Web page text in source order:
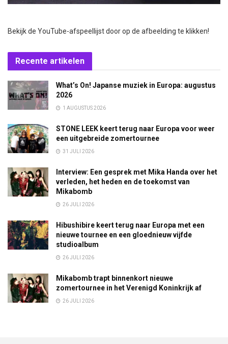
Bekijk de YouTube-afspeellijst door op de afbeelding te klikken!
Recente artikelen
What’s On! Japanse muziek in Europa: augustus
2026
1 AUGUSTUS 2026
STONE LEEK keert terug naar Europa voor weer
een uitgebreide zomertournee
31 JULI 2026
Interview: Een gesprek met Mika Handa over het
verleden, het heden en de toekomst van
Mikabomb
26 JULI 2026
Hibushibire keert terug naar Europa met een
nieuwe tournee en een gloednieuw vijfde
studioalbum
26 JULI 2026
Mikabomb trapt binnenkort nieuwe
zomertournee in het Verenigd Koninkrijk af
26 JULI 2026